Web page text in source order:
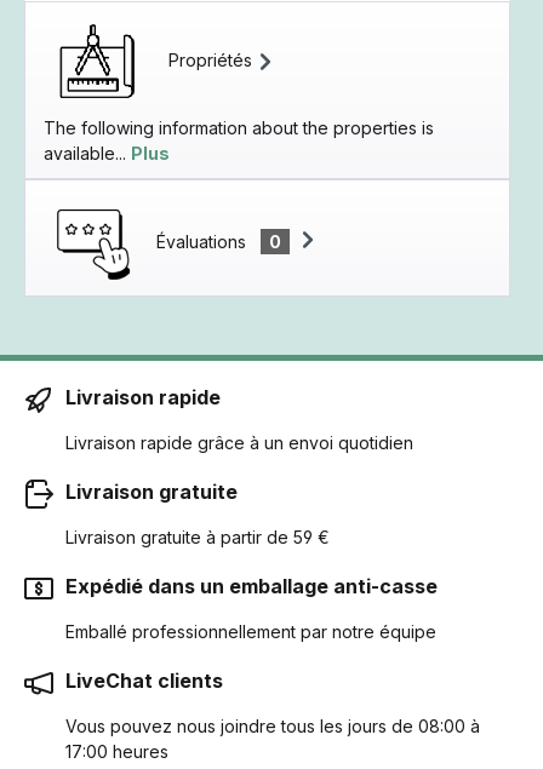
Propriétés
The following information about the properties is
available... Plus
Évaluations 0
Livraison rapide
Livraison rapide grâce à un envoi quotidien
Livraison gratuite
Livraison gratuite à partir de 59 €
Expédié dans un emballage anti-casse
Emballé professionnellement par notre équipe
LiveChat clients
Vous pouvez nous joindre tous les jours de 08:00 à
17:00 heures